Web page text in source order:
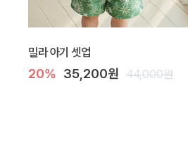
밀라 아기 셋업
20% 35,200원 44,000원